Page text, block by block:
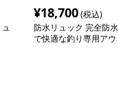
¥18,700(税込)
防水リュック 完全防水
で快適な釣り専用アウ